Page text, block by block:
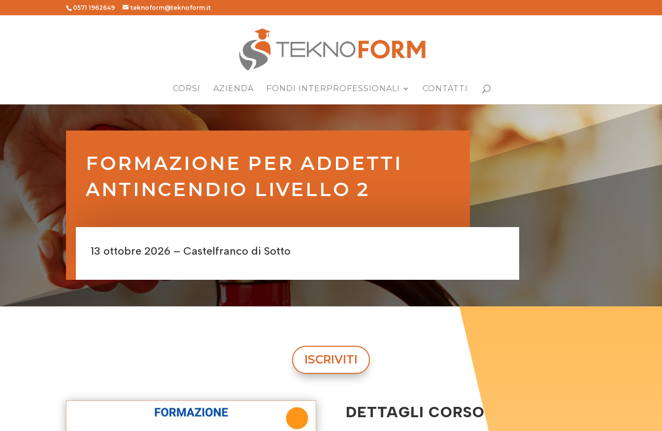
0571 1962649 teknoform@teknoform.it
CORSI AZIENDA FONDI INTERPROFESSIONALI CONTATTI
FORMAZIONE PER ADDETTI
ANTINCENDIO LIVELLO 2
13 ottobre 2026 – Castelfranco di Sotto
ISCRIVITI
DETTAGLI CORSO